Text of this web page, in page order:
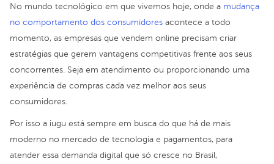
No mundo tecnológico em que vivemos hoje, onde a mudança
no comportamento dos consumidores acontece a todo
momento, as empresas que vendem online precisam criar
estratégias que gerem vantagens competitivas frente aos seus
concorrentes. Seja em atendimento ou proporcionando uma
experiência de compras cada vez melhor aos seus
consumidores.
Por isso a iugu está sempre em busca do que há de mais
moderno no mercado de tecnologia e pagamentos, para
atender essa demanda digital que só cresce no Brasil,